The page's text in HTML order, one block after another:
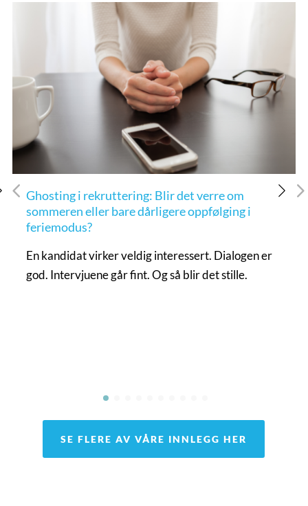
Ghosting i rekruttering: Blir det verre om
sommeren eller bare dårligere oppfølging i
feriemodus?
En kandidat virker veldig interessert. Dialogen er
god. Intervjuene går fint. Og så blir det stille.
SE FLERE AV VÅRE INNLEGG HER